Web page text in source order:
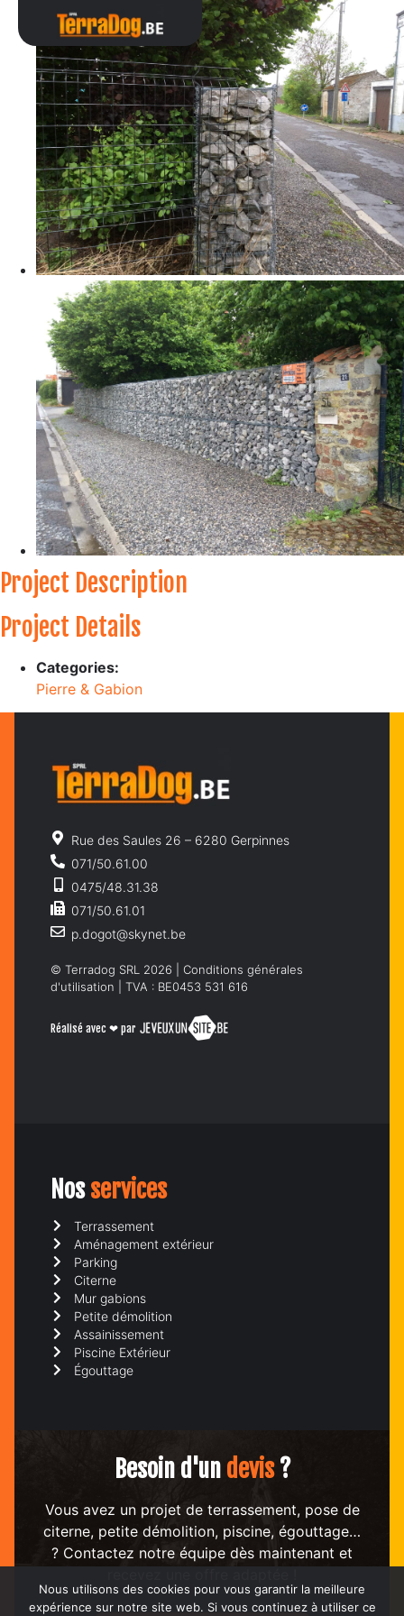
Project Description
Project Details
Categories:
Pierre & Gabion
Rue des Saules 26 – 6280 Gerpinnes
071/50.61.00
0475/48.31.38
071/50.61.01
p.dogot@skynet.be
© Terradog SRL 2026 | Conditions générales
d'utilisation | TVA : BE0453 531 616
Réalisé avec ❤ par
Nosservices
Terrassement
Aménagement extérieur
Parking
Citerne
Mur gabions
Petite démolition
Assainissement
Piscine Extérieur
Égouttage
Besoin d'un devis?
Vous avez un projet de terrassement, pose de
citerne, petite démolition, piscine, égouttage…
? Contactez notre équipe dès maintenant et
Nous utilisons des cookies pour vous garantir la meilleure
expérience sur notre site web. Si vous continuez à utiliser ce